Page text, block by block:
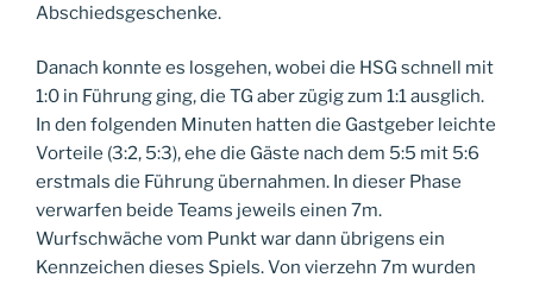
Abschiedsgeschenke.
Danach konnte es losgehen, wobei die HSG schnell mit
1:0 in Führung ging, die TG aber zügig zum 1:1 ausglich.
In den folgenden Minuten hatten die Gastgeber leichte
Vorteile (3:2, 5:3), ehe die Gäste nach dem 5:5 mit 5:6
erstmals die Führung übernahmen. In dieser Phase
verwarfen beide Teams jeweils einen 7m.
Wurfschwäche vom Punkt war dann übrigens ein
Kennzeichen dieses Spiels. Von vierzehn 7m wurden